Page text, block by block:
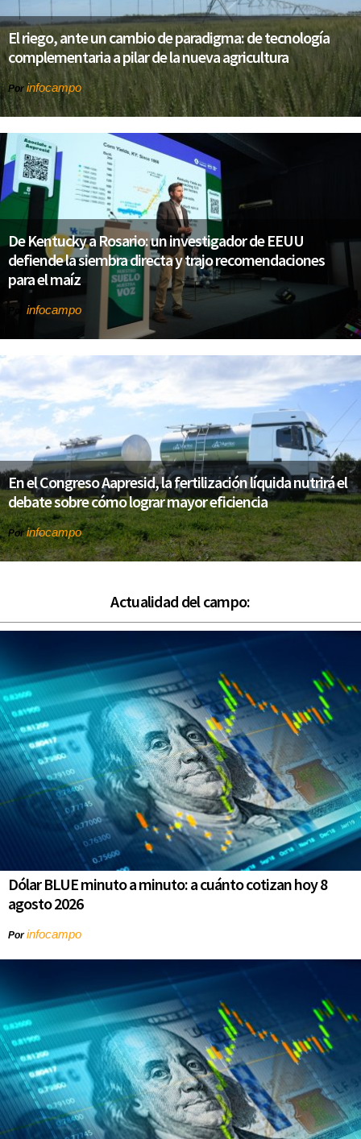
El riego, ante un cambio de paradigma: de tecnología
complementaria a pilar de la nueva agricultura
Por infocampo
De Kentucky a Rosario: un investigador de EEUU
defiende la siembra directa y trajo recomendaciones
para el maíz
infocampo
En el Congreso Aapresid, la fertilización líquida nutrirá el
debate sobre cómo lograr mayor eficiencia
Porinfocampo
Actualidad del campo:
Dólar BLUE minuto a minuto: a cuánto cotizan hoy 8
agosto 2026
Porinfocampo